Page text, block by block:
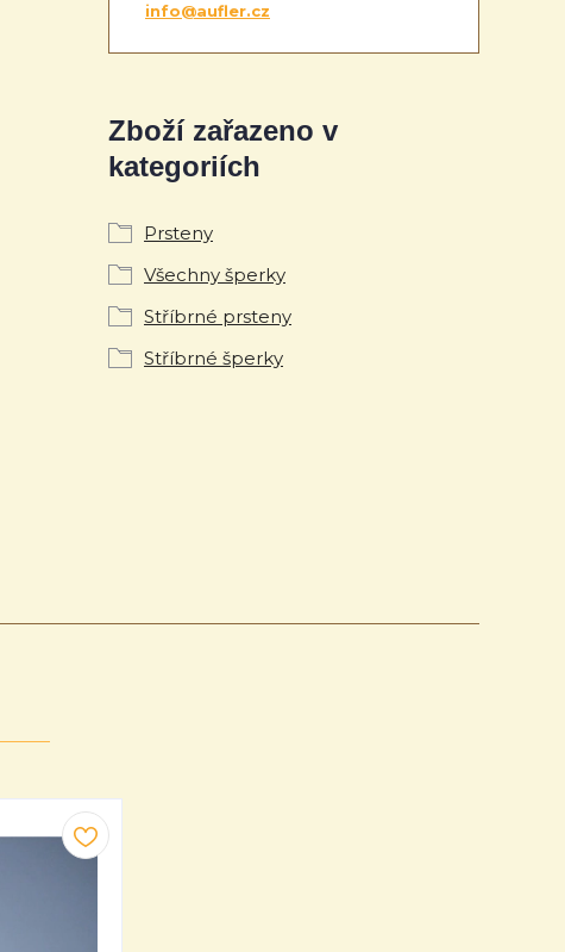
Zboží zařazeno v
kategoriích
Prsteny
Všechny šperky
Stříbrné prsteny
Stříbrné šperky
info@aufler.cz